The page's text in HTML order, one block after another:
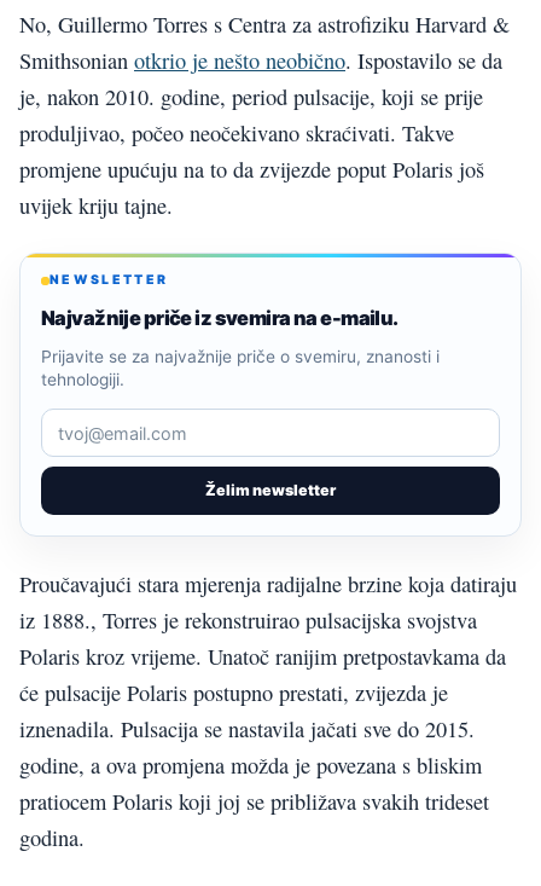
No, Guillermo Torres s Centra za astrofiziku Harvard &
Smithsonian otkrio je nešto neobično. Ispostavilo se da
je, nakon 2010. godine, period pulsacije, koji se prije
produljivao, počeo neočekivano skraćivati. Takve
promjene upućuju na to da zvijezde poput Polaris još
uvijek kriju tajne.
NEWSLETTER
Najvažnije priče iz svemira na e-mailu.
Želim newsletter
Prijavite se za najvažnije priče o svemiru, znanosti i
tehnologiji.
Proučavajući stara mjerenja radijalne brzine koja datiraju
iz 1888., Torres je rekonstruirao pulsacijska svojstva
Polaris kroz vrijeme. Unatoč ranijim pretpostavkama da
će pulsacije Polaris postupno prestati, zvijezda je
iznenadila. Pulsacija se nastavila jačati sve do 2015.
godine, a ova promjena možda je povezana s bliskim
pratiocem Polaris koji joj se približava svakih trideset
godina.